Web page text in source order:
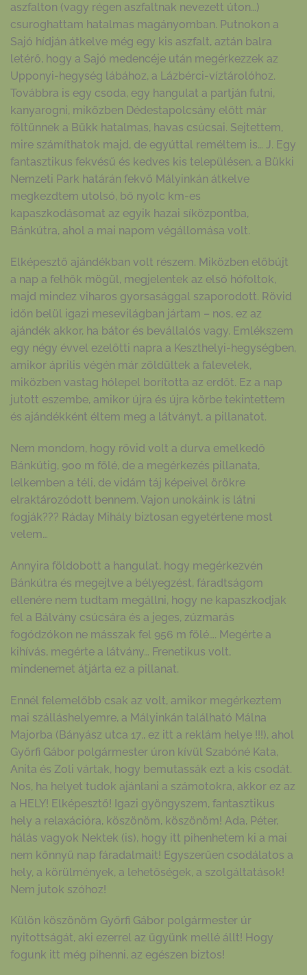
aszfalton (vagy régen aszfaltnak nevezett úton…)
csuroghattam hatalmas magányomban. Putnokon a
Sajó hídján átkelve még egy kis aszfalt, aztán balra
letérő, hogy a Sajó medencéje után megérkezzek az
Upponyi-hegység lábához, a Lázbérci-víztárolóhoz.
Továbbra is egy csoda, egy hangulat a partján futni,
kanyarogni, miközben Dédestapolcsány előtt már
föltűnnek a Bükk hatalmas, havas csúcsai. Sejtettem,
mire számíthatok majd, de egyúttal reméltem is… J. Egy
fantasztikus fekvésű és kedves kis településen, a Bükki
Nemzeti Park határán fekvő Mályinkán átkelve
megkezdtem utolsó, bő nyolc km-es
kapaszkodásomat az egyik hazai síközpontba,
Bánkútra, ahol a mai napom végállomása volt.
Elképesztő ajándékban volt részem. Miközben előbújt
a nap a felhők mögül, megjelentek az első hófoltok,
majd mindez viharos gyorsasággal szaporodott. Rövid
időn belül igazi mesevilágban jártam – nos, ez az
ajándék akkor, ha bátor és bevállalós vagy. Emlékszem
egy négy évvel ezelőtti napra a Keszthelyi-hegységben,
amikor április végén már zöldültek a falevelek,
miközben vastag hólepel borította az erdőt. Ez a nap
jutott eszembe, amikor újra és újra körbe tekintettem
és ajándékként éltem meg a látványt, a pillanatot.
Nem mondom, hogy rövid volt a durva emelkedő
Bánkútig, 900 m fölé, de a megérkezés pillanata,
lelkemben a téli, de vidám táj képeivel örökre
elraktározódott bennem. Vajon unokáink is látni
fogják??? Ráday Mihály biztosan egyetértene most
velem…
Annyira földobott a hangulat, hogy megérkezvén
Bánkútra és megejtve a bélyegzést, fáradtságom
ellenére nem tudtam megállni, hogy ne kapaszkodjak
fel a Bálvány csúcsára és a jeges, zúzmarás
fogódzókon ne másszak fel 956 m fölé…. Megérte a
kihívás, megérte a látvány… Frenetikus volt,
mindenemet átjárta ez a pillanat.
Ennél felemelőbb csak az volt, amikor megérkeztem
mai szálláshelyemre, a Mályinkán található Málna
Majorba (Bányász utca 17., ez itt a reklám helye !!!), ahol
Győrfi Gábor polgármester úron kívül Szabóné Kata,
Anita és Zoli vártak, hogy bemutassák ezt a kis csodát.
Nos, ha helyet tudok ajánlani a számotokra, akkor ez az
a HELY! Elképesztő! Igazi gyöngyszem, fantasztikus
hely a relaxációra, köszönöm, köszönöm! Ada, Péter,
hálás vagyok Nektek (is), hogy itt pihenhetem ki a mai
nem könnyű nap fáradalmait! Egyszerűen csodálatos a
hely, a körülmények, a lehetőségek, a szolgáltatások!
Nem jutok szóhoz!
Külön köszönöm Győrfi Gábor polgármester úr
nyitottságát, aki ezerrel az ügyünk mellé állt! Hogy
fogunk itt még pihenni, az egészen biztos!